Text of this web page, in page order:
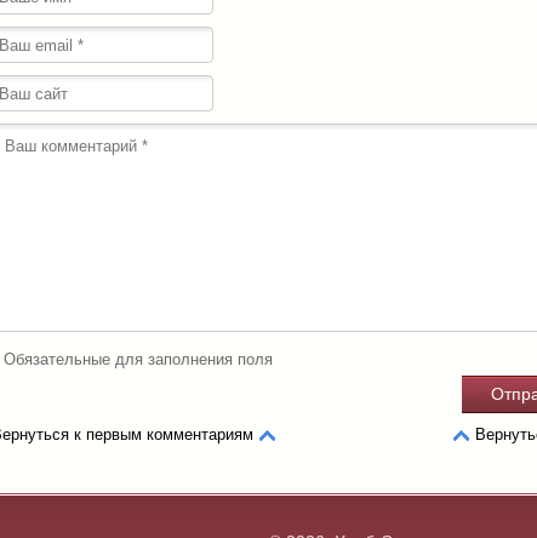
Обязательные для заполнения поля
к первым комментариям